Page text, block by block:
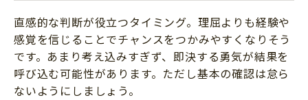
直感的な判断が役立つタイミング。理屈よりも経験や
感覚を信じることでチャンスをつかみやすくなりそう
です。あまり考え込みすぎず、即決する勇気が結果を
呼び込む可能性があります。ただし基本の確認は怠ら
ないようにしましょう。